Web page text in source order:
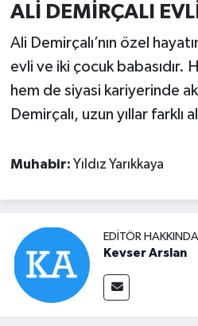
ALİ DEMİRÇALI
Ali Demirçalı’nın özel
evli ve iki çocuk babasıdır.
hem de siyasi kariyerinde
Demirçalı, uzun yıllar farklı
Muhabir: Yıldız Yarıkkaya
EDITÖR HAKKINDA
Kevser Arslan